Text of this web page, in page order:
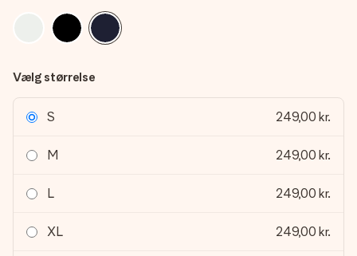
Vælg størrelse
S 249,00 kr.
M 249,00 kr.
L 249,00 kr.
XL 249,00 kr.